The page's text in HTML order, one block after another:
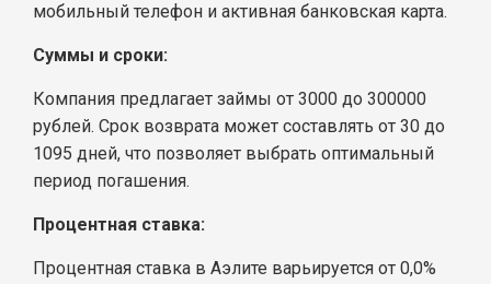
мобильный телефон и активная банковская карта.
Суммы и сроки:
Компания предлагает займы от 3000 до 300000
рублей. Срок возврата может составлять от 30 до
1095 дней, что позволяет выбрать оптимальный
период погашения.
Процентная ставка:
Процентная ставка в Аэлите варьируется от 0,0%